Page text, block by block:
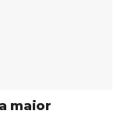
maior